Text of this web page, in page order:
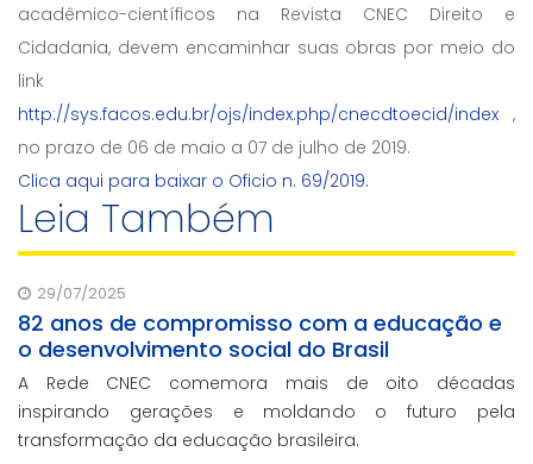
acadêmico-científicos na Revista CNEC Direito e
Cidadania, devem encaminhar suas obras por meio do
link
http://sys.facos.edu.br/ojs/index.php/cnecdtoecid/index ,
no prazo de 06 de maio a 07 de julho de 2019.
Clica aqui para baixar o Oficio n. 69/2019.
Leia Também
29/07/2025
82 anos de compromisso com a educação e
o desenvolvimento social do Brasil
A Rede CNEC comemora mais de oito décadas
inspirando gerações e moldando o futuro pela
transformação da educação brasileira.